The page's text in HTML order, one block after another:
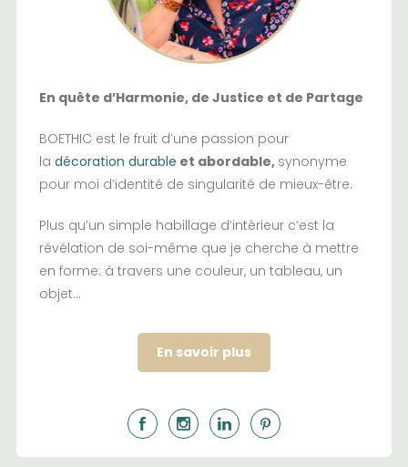
En quête d’Harmonie, de Justice et de Partage
BOETHIC est le fruit d’une passion pour
la décoration durable et abordable, synonyme
pour moi d’identité de singularité de mieux-être.
Plus qu’un simple habillage d’intérieur c’est la
révélation de soi-même que je cherche à mettre
en forme: à travers une couleur, un tableau, un
objet…
En savoir plus